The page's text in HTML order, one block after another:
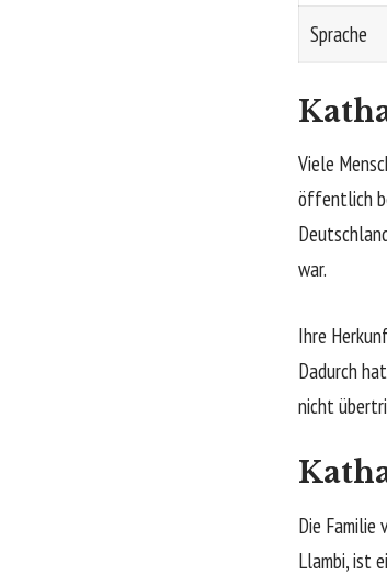
Sprache
Viele
öffentlich
war.
Ihre
Dadurch
nicht
Die Familie
Llambi, ist